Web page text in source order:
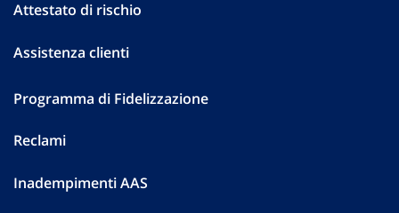
Attestato di rischio
Assistenza clienti
Programma di Fidelizzazione
Reclami
Inadempimenti AAS